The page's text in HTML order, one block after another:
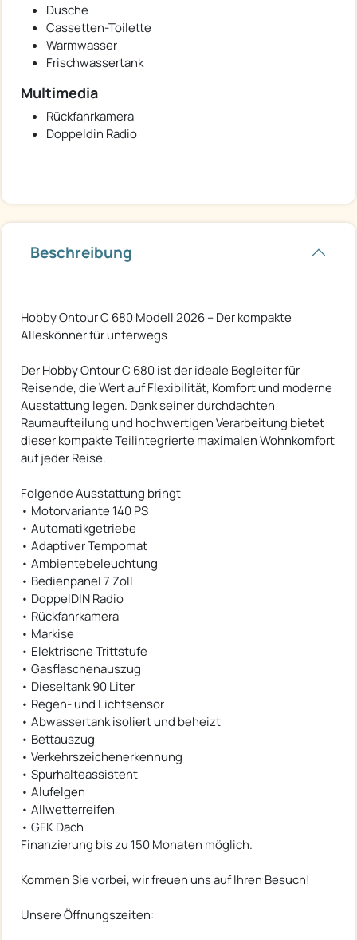
Dusche
Cassetten-Toilette
Warmwasser
Frischwassertank
Multimedia
Rückfahrkamera
Doppeldin Radio
Beschreibung
Hobby Ontour C 680 Modell 2026 – Der kompakte
Alleskönner für unterwegs
Der Hobby Ontour C 680 ist der ideale Begleiter für
Reisende, die Wert auf Flexibilität, Komfort und moderne
Ausstattung legen. Dank seiner durchdachten
Raumaufteilung und hochwertigen Verarbeitung bietet
dieser kompakte Teilintegrierte maximalen Wohnkomfort
auf jeder Reise.
Folgende Ausstattung bringt
• Motorvariante 140 PS
• Automatikgetriebe
• Adaptiver Tempomat
• Ambientebeleuchtung
• Bedienpanel 7 Zoll
• DoppelDIN Radio
• Rückfahrkamera
• Markise
• Elektrische Trittstufe
• Gasflaschenauszug
• Dieseltank 90 Liter
• Regen- und Lichtsensor
• Abwassertank isoliert und beheizt
• Bettauszug
• Verkehrszeichenerkennung
• Spurhalteassistent
• Alufelgen
• Allwetterreifen
• GFK Dach
Finanzierung bis zu 150 Monaten möglich.
Kommen Sie vorbei, wir freuen uns auf Ihren Besuch!
Unsere Öffnungszeiten: